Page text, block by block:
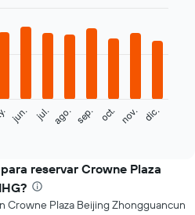
jun. jul. ago. sep. oct. nov. dic.
reservar Crowne Plaza
Crowne Plaza Beijing Zhongguancun